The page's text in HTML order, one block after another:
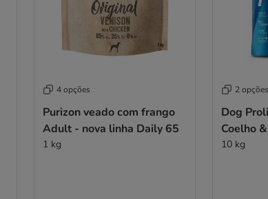
4 opções
Purizon veado com frango
Adult - nova linha Daily 65
1 kg
2 opções
Dog
Coelho
10 kg